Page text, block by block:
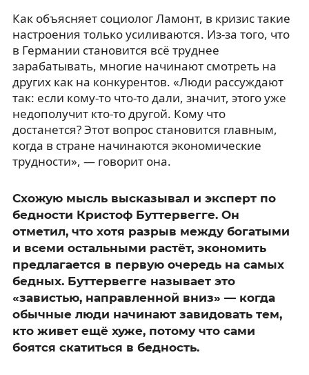
Как объясняет социолог Ламонт, в кризис такие
настроения только усиливаются. Из-за того, что
в Германии становится всё труднее
зарабатывать, многие начинают смотреть на
других как на конкурентов. «Люди рассуждают
так: если кому-то что-то дали, значит, этого уже
недополучит кто-то другой. Кому что
достанется? Этот вопрос становится главным,
когда в стране начинаются экономические
трудности», — говорит она.
Схожую мысль высказывал и эксперт по
бедности Кристоф Буттервегге. Он
отметил, что хотя разрыв между богатыми
и всеми остальными растёт, экономить
предлагается в первую очередь на самых
бедных. Буттервегге называет это
«завистью, направленной вниз» — когда
обычные люди начинают завидовать тем,
кто живет ещё хуже, потому что сами
боятся скатиться в бедность.